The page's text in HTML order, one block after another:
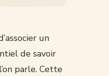
un
de savoir
parle. Cette